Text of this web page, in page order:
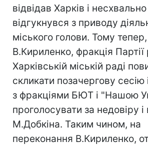
відвідав Харків і несхвально
відгукнувся з приводу
міського голови. Тому
В.Кириленко, фракція Партії
Харківській міській раді
скликати позачергову сесію
з фракціями БЮТ і "Нашою
проголосувати за недовіру і
М.Добкіна. Таким чином, на
переконання В.Кириленко,